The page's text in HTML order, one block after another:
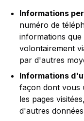
Informations
numéro de
informations
volontairement
par d'autres
Informations
façon dont vous
les pages
d'autres